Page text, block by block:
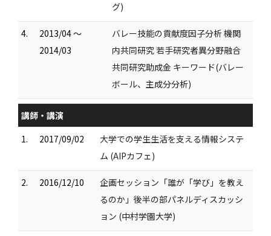
グ)
4.
2013/04 ～
2014/03
バレー技能の貢献度因子分析 機関
内共同研究 若手研究者異分野融合
共同研究助成金 キーワード(バレー
ボール、主成分分析)
講師・講演
1.
2017/09/02
大学での学生生活を支える情報システ
ム (AIPカフェ)
2. 2016/12/10
企画セッション「誰が「学び」を教え
るのか」後半の部パネルディスカッシ
ョン (中村学園大学)